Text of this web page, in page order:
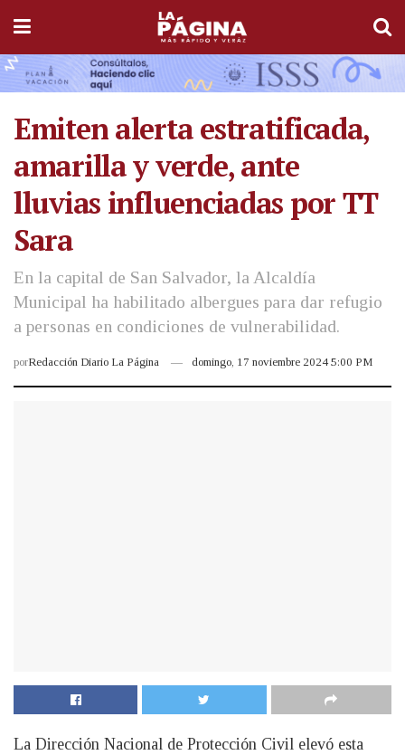
Emiten alerta estratificada,
amarilla y verde, ante
lluvias influenciadas por TT
Sara
En la capital de San Salvador, la Alcaldía
Municipal ha habilitado albergues para dar refugio
a personas en condiciones de vulnerabilidad.
porRedacción Diario La Página domingo, 17 noviembre 2024 5:00 PM
La Dirección Nacional de Protección Civil elevó esta